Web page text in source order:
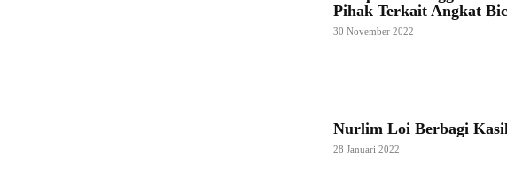
Pihak Terkait Angkat
30 November 2022
Nurlim Loi Berbagi
28 Januari 2022